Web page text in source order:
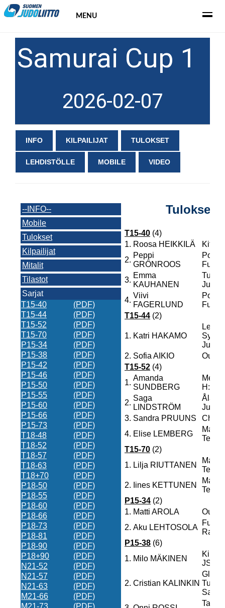
MENU
Samurai Cup 1
2026-02-07
INFO KILPAILIJAT TULOKSET
LEHDISTÖLLE MOBILE VIDEO